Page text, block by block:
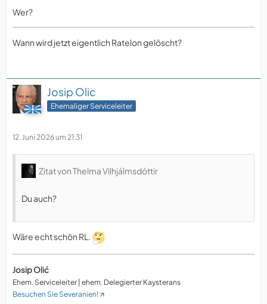
Wer?
Wann wird jetzt eigentlich Ratelon gelöscht?
Josip Olic
Ehemaliger Serviceleiter
12. Juni 2026 um 21:31
Zitat von Thelma Vilhjálmsdóttir
Du auch?
Wäre echt schön RL.
Josip Olić
Ehem. Serviceleiter | ehem. Delegierter Kaysterans
Besuchen Sie Severanien!